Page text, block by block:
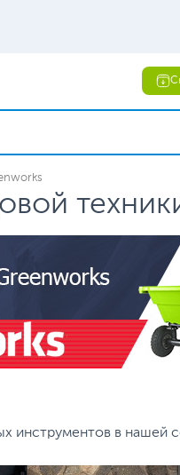
инструментов в нашей